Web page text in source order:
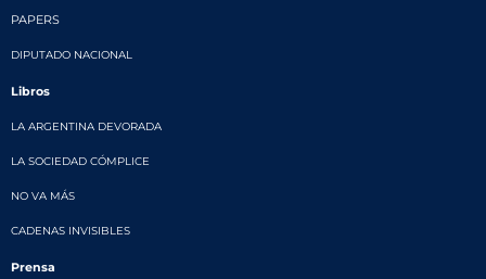
PAPERS
DIPUTADO NACIONAL
Libros
LA ARGENTINA DEVORADA
LA SOCIEDAD CÓMPLICE
NO VA MÁS
CADENAS INVISIBLES
Prensa